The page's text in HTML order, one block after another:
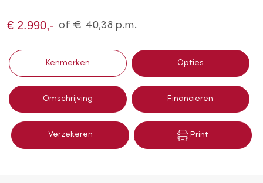
€ 2.990,- of € 40,38 p.m.
Kenmerken Opties
Omschrijving Financieren
Verzekeren Print